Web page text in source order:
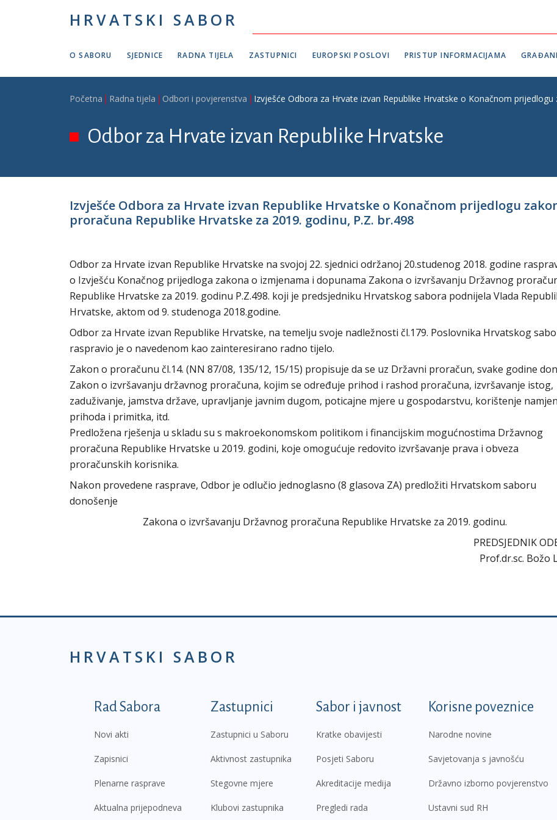
HRVATSKI SABOR
O SABORU SJEDNICE RADNA TIJELA ZASTUPNICI EUROPSKI POSLOVI PRISTUP INFORMACIJAMA GRAĐANI
Breadcrumb
Početna Radna tijela Odbori i povjerenstva Izvješće Odbora za Hrvate izvan Republike Hrvatske o Konačnom
Odbor za Hrvate izvan Republike Hrvatske
Izvješće Odbora za Hrvate izvan Republike Hrvatske o Konačnom prijedlogu
proračuna Republike Hrvatske za 2019. godinu, P.Z. br.498
Odbor za Hrvate izvan Republike Hrvatske na svojoj 22. sjednici održanoj 20.studenog 2018. godine
o Izvješću Konačnog prijedloga zakona o izmjenama i dopunama Zakona o izvršavanju Državnog
Republike Hrvatske za 2019. godinu P.Z.498. koji je predsjedniku Hrvatskog sabora podnijela Vlada
Hrvatske, aktom od 9. studenoga 2018.godine.
Odbor za Hrvate izvan Republike Hrvatske, na temelju svoje nadležnosti čl.179. Poslovnika Hrvatskog
raspravio je o navedenom kao zainteresirano radno tijelo.
Zakon o proračunu čl.14. (NN 87/08, 135/12, 15/15) propisuje da se uz Državni proračun, svake godine
Zakon o izvršavanju državnog proračuna, kojim se određuje prihod i rashod proračuna, izvršavanje istog,
zaduživanje, jamstva države, upravljanje javnim dugom, poticajne mjere u gospodarstvu, korištenje
prihoda i primitka, itd.
Predložena rješenja u skladu su s makroekonomskom politikom i financijskim mogućnostima Državnog
proračuna Republike Hrvatske u 2019. godini, koje omogućuje redovito izvršavanje prava i obveza
proračunskih korisnika.
Nakon provedene rasprave, Odbor je odlučio jednoglasno (8 glasova ZA) predložiti Hrvatskom saboru
donošenje
Zakona o izvršavanju Državnog proračuna Republike Hrvatske za 2019. godinu.
PREDSJEDNIK
Prof.dr.sc. Božo
HRVATSKI SABOR
Podnožje prvi izbornik
Rad Sabora
Novi akti
Zapisnici
Plenarne rasprave
Aktualna prijepodneva
Zastupnici
Zastupnici u Saboru
Aktivnost zastupnika
Stegovne mjere
Klubovi zastupnika
Sabor i javnost
Kratke obavijesti
Posjeti Saboru
Akreditacije medija
Pregledi rada
Korisne poveznice
Narodne novine
Savjetovanja s javnošću
Državno izborno povjerenstvo
Ustavni sud RH